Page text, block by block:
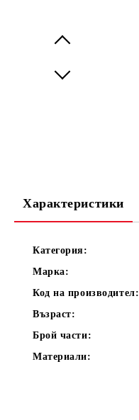
Характеристики
Категория:
Марка:
Код на производител:
Възраст:
Брой части:
Материали: